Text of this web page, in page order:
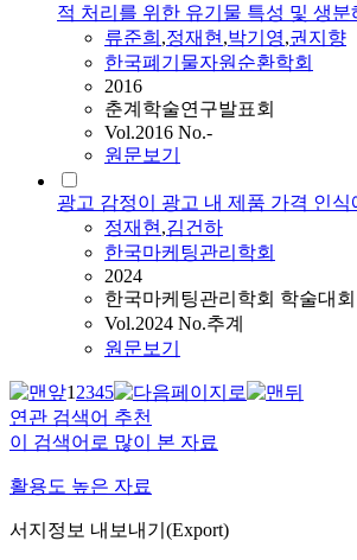
적 처리를 위한 유기물 특성 및 생분
류준희 ,정재현,박기영,권지향
한국폐기물자원순환학회
2016
춘계학술연구발표회
Vol.2016 No.-
원문보기
광고 감정이 광고 내 제품 가격 인
정재현,김건하
한국마케팅관리학회
2024
한국마케팅관리학회 학술대회
Vol.2024 No.추계
원문보기
12345
연관 검색어 추천
이 검색어로 많이 본 자료
활용도 높은 자료
서지정보 내보내기(Export)